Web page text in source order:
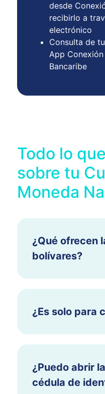
desde
recibirlo a
electrónico
Consulta de
App
Bancaribe
Todo lo
sobre tu
Moneda
¿Qué ofrecen
bolívares?
¿Es solo para
¿Puedo abrir
cédula de